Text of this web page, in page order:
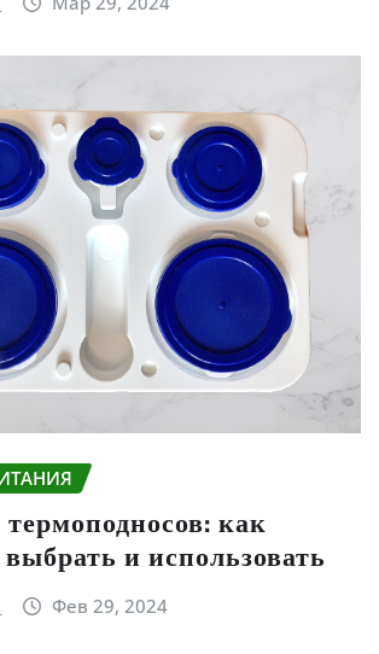
как
и использовать
Фев 29, 2024